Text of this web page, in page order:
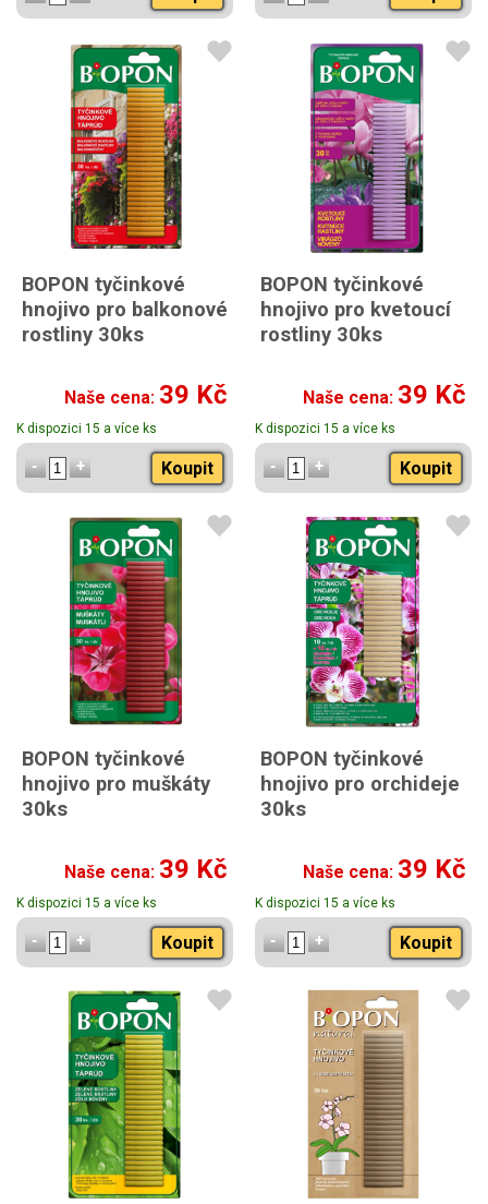
BOPON tyčinkové
hnojivo pro balkonové
rostliny 30ks
Naše cena: 39 Kč
K dispozici 15 a více ks
Koupit
BOPON tyčinkové
hnojivo pro kvetoucí
rostliny 30ks
Naše cena: 39 Kč
K dispozici 15 a více ks
Koupit
BOPON tyčinkové
hnojivo pro muškáty
30ks
Naše cena: 39 Kč
K dispozici 15 a více ks
Koupit
BOPON tyčinkové
hnojivo pro orchideje
30ks
Naše cena: 39 Kč
K dispozici 15 a více ks
Koupit